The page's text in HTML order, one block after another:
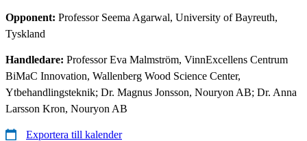
Opponent: Professor Seema Agarwal, University of Bayreuth,
Tyskland
Handledare: Professor Eva Malmström, VinnExcellens Centrum
BiMaC Innovation, Wallenberg Wood Science Center,
Ytbehandlingsteknik; Dr. Magnus Jonsson, Nouryon AB; Dr. Anna
Larsson Kron, Nouryon AB
Exportera till kalender